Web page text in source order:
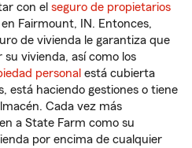
con el seguro de propietarios
Fairmount, IN. Entonces,
de vivienda le garantiza que
vivienda, así como los
personal está cubierta
está haciendo gestiones o tiene
Cada vez más
a State Farm como su
por encima de cualquier